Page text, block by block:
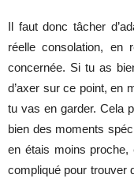
Il faut donc tâcher
réelle consolation, en
concernée. Si tu as
d’axer sur ce point, en
tu vas en garder. Cela
bien des moments
en étais moins
compliqué pour trouver